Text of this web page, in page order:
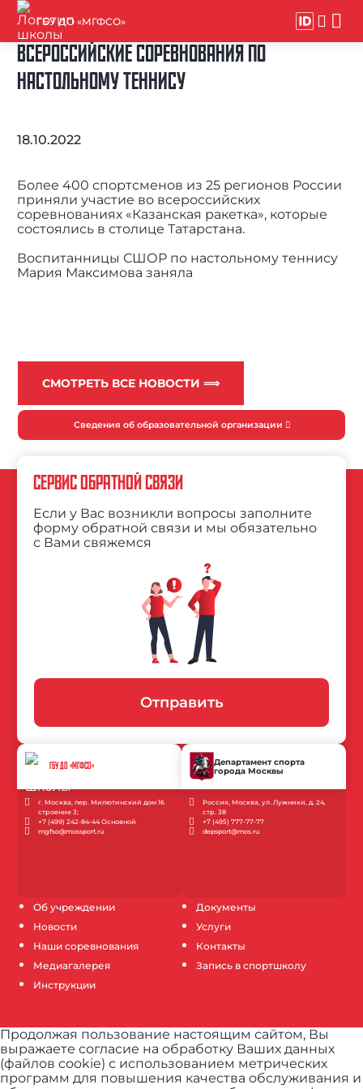
ГБУ ДО «МГФСО»
ВСЕРОССИЙСКИЕ СОРЕВНОВАНИЯ ПО
НАСТОЛЬНОМУ ТЕННИСУ
18.10.2022
Более 400 спортсменов из 25 регионов России
приняли участие во всероссийских
соревнованиях «Казанская ракетка», которые
состоялись в столице Татарстана.
Воспитанницы СШОР по настольному теннису
Мария Максимова заняла
СМОТРЕТЬ ВСЕ НОВОСТИ ⟹
Сведения об образовательной организации
Об учреждении
Новости
Наши соревнования
Медиагалерея
Инструкции
Документы
Услуги
Контакты
Запись в спортшколу
СЕРВИС ОБРАТНОЙ СВЯЗИ
Если у Вас возникли вопросы заполните
форму обратной связи и мы обязательно
с Вами свяжемся
Отправить
ГБУ ДО «МГФСО»
г. Москва, пер. Милютинский дом 16
строение 3;
+7 (499) 242-84-44 Основной
mgfso@mossport.ru
Департамент спорта
города Москвы
Россия, Москва, ул. Лужники, д. 24,
стр. 38
+7 (495) 777-77-77
depsport@mos.ru
Продолжая пользование настоящим сайтом, Вы
выражаете согласие на обработку Ваших данных
(файлов cookie) с использованием метрических
программ для повышения качества обслуживания и